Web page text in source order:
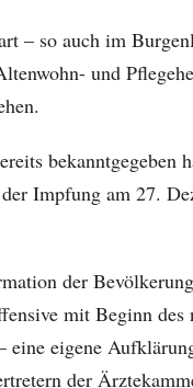
– so auch im
und
Impfung am 27.
der
mit Beginn
eine eigene
der